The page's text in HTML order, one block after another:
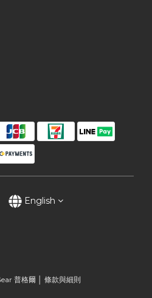
English
普格爾 │ 條款與細則